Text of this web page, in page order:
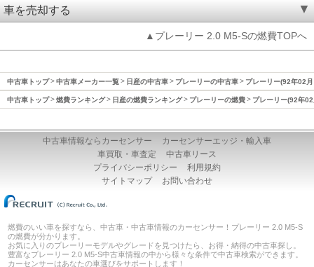
車を売却する
▲プレーリー 2.0 M5-Sの燃費TOPへ
中古車トップ 中古車メーカー一覧 日産の中古車 プレーリーの中古車 プレーリー(92年02
中古車トップ 燃費ランキング 日産の燃費ランキング プレーリーの燃費 プレーリー(92年
中古車情報ならカーセンサー
カーセンサーエッジ・輸入車
車買取・車査定
中古車リース
プライバシーポリシー
利用規約
サイトマップ
お問い合わせ
燃費のいい車を探すなら、中古車・中古車情報のカーセンサー！プレーリー 2.0 M5-S
の燃費が分かります。
お気に入りのプレーリーモデルやグレードを見つけたら、お得・納得の中古車探し。
豊富なプレーリー 2.0 M5-S中古車情報の中から様々な条件で中古車検索ができます。
カーセンサーはあなたの車選びをサポートします！